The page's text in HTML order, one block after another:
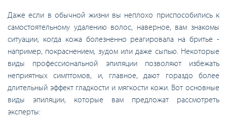
Даже если в обычной жизни вы неплохо приспособились к
самостоятельному удалению волос, наверное, вам знакомы
ситуации, когда кожа болезненно реагировала на бритье -
например, покраснением, зудом или даже сыпью. Некоторые
виды профессиональной эпиляции позволяют избежать
неприятных симптомов, и, главное, дают гораздо более
длительный эффект гладкости и мягкости кожи. Вот основные
виды эпиляции, которые вам предложат рассмотреть
эксперты: